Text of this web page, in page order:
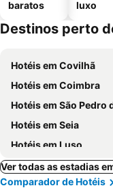
baratos
luxo
Destinos perto
Hotéis em Covilhã
Hotéis em Coimbra
Hotéis em São Pedro
Hotéis em Seia
Hotéis em Luso
Ver todas as estadias
Comparador de Hotéis